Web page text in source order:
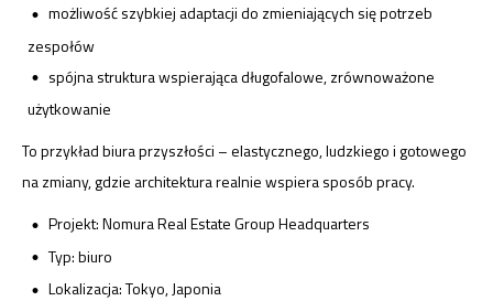
możliwość szybkiej adaptacji do zmieniających się potrzeb
zespołów
spójna struktura wspierająca długofalowe, zrównoważone
użytkowanie
To przykład biura przyszłości – elastycznego, ludzkiego i gotowego
na zmiany, gdzie architektura realnie wspiera sposób pracy.
Projekt: Nomura Real Estate Group Headquarters
Typ: biuro
Lokalizacja: Tokyo, Japonia